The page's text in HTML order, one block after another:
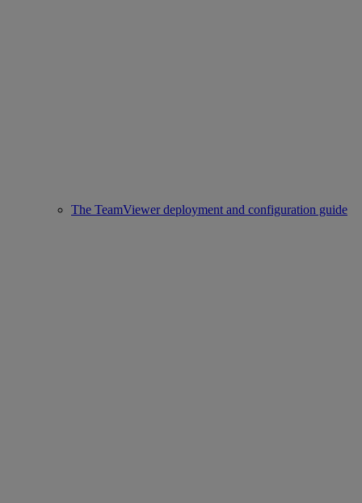
The TeamViewer deployment and configuration guide